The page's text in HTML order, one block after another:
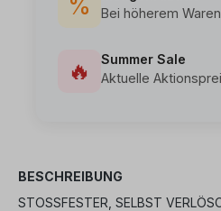
%
Bei höherem
🔥
Summer Sale
Aktuelle
BESCHREIBUNG
STOSSFESTER, SELBST